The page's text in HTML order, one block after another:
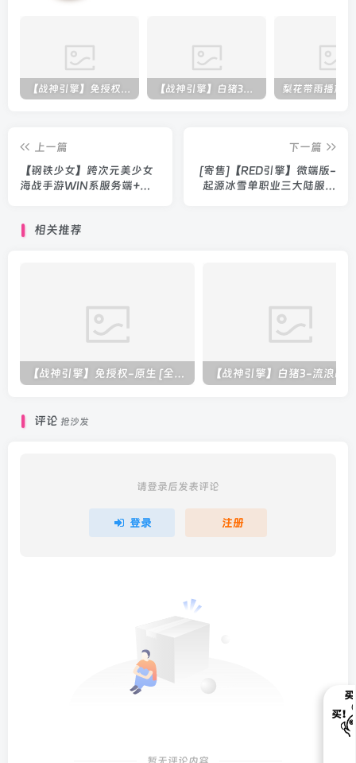
上一篇
【钢铁少女】跨次元美少女
海战手游WIN系服务端+本
下一篇
[寄售]【RED引擎】微端版-
起源冰雪单职业三大陆服务
相关推荐
【战神引擎】免授权-原生 [全屏自动拾取] 插件 + 配置教程（更新修复版，具体自测）
评论 抢沙发
请登录后发表评论
登录 注册